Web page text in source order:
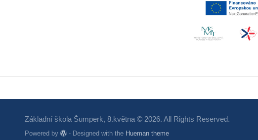
Základní škola Šumperk, 8.května © 2026. All Rights Reserved.
Powered by - Designed with the Hueman theme